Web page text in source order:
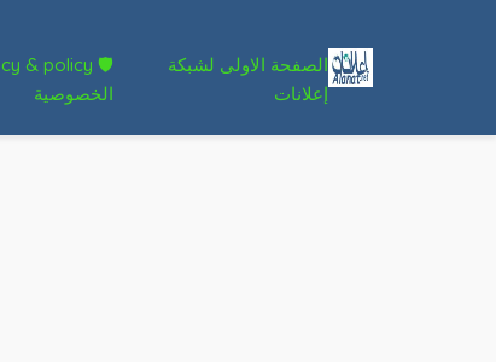
الصفحة الاولى لشبكة
إعلانات
🛡 Privacy & policy
الخصوصية